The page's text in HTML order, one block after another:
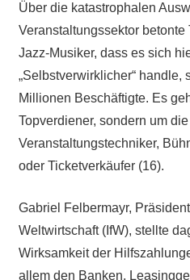
Über die katastrophalen
Veranstaltungssektor
Jazz-Musiker, dass es sich
„Selbstverwirklicher“ handle,
Millionen Beschäftigte. Es
Topverdiener, sondern um
Veranstaltungstechniker,
oder Ticketverkäufer (16).
Gabriel Felbermayr,
Weltwirtschaft (IfW), stellte
Wirksamkeit der
allem den Banken,